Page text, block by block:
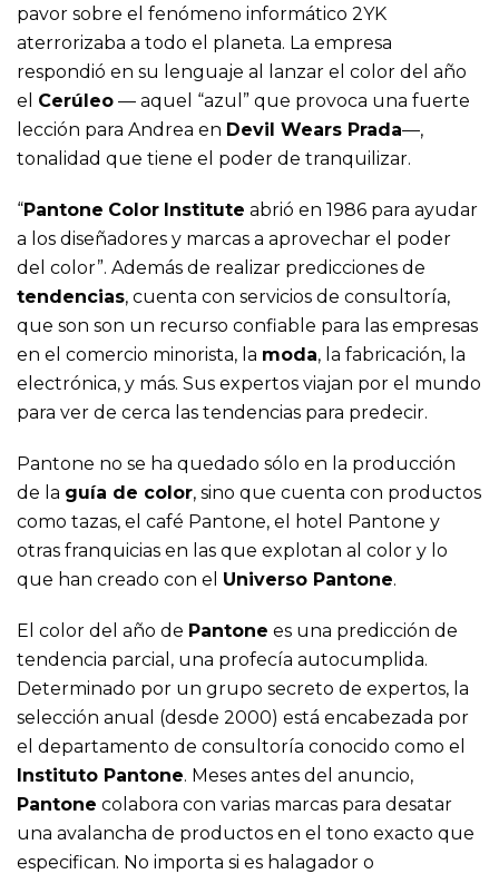
pavor sobre el fenómeno informático 2YK
aterrorizaba a todo el planeta. La empresa
respondió en su lenguaje al lanzar el color del año
el Cerúleo — aquel “azul” que provoca una fuerte
lección para Andrea en Devil Wears Prada—,
tonalidad que tiene el poder de tranquilizar.
“Pantone Color Institute abrió en 1986 para ayudar
a los diseñadores y marcas a aprovechar el poder
del color”. Además de realizar predicciones de
tendencias, cuenta con servicios de consultoría,
que son son un recurso confiable para las empresas
en el comercio minorista, la moda, la fabricación, la
electrónica, y más. Sus expertos viajan por el mundo
para ver de cerca las tendencias para predecir.
Pantone no se ha quedado sólo en la producción
de la guía de color, sino que cuenta con productos
como tazas, el café Pantone, el hotel Pantone y
otras franquicias en las que explotan al color y lo
que han creado con el Universo Pantone.
El color del año de Pantone es una predicción de
tendencia parcial, una profecía autocumplida.
Determinado por un grupo secreto de expertos, la
selección anual (desde 2000) está encabezada por
el departamento de consultoría conocido como el
Instituto Pantone. Meses antes del anuncio,
Pantone colabora con varias marcas para desatar
una avalancha de productos en el tono exacto que
especifican. No importa si es halagador o